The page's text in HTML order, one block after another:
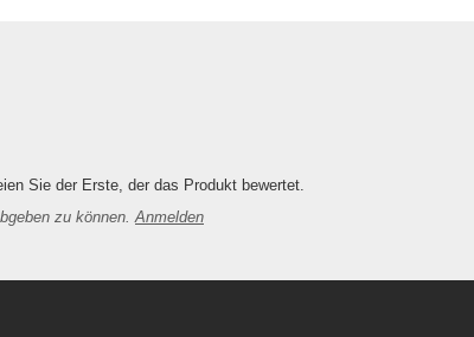
Sie der Erste, der das Produkt bewertet.
zu können. Anmelden